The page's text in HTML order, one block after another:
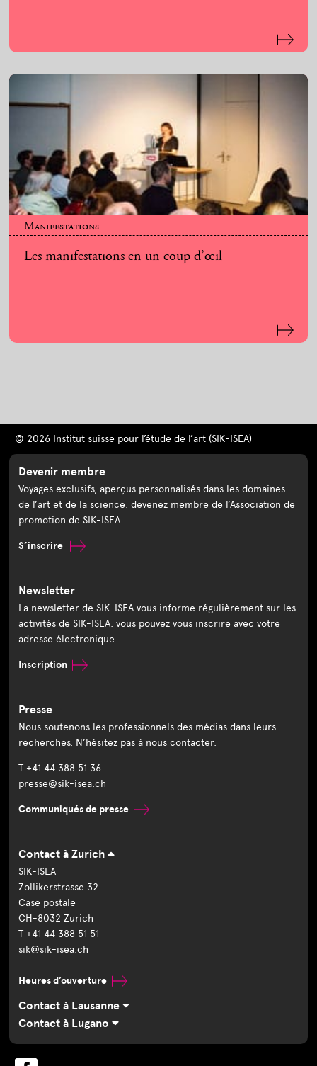
Manifestations
Les manifestations en un coup d’œil
© 2026 Institut suisse pour l’étude de l’art (SIK-ISEA)
Devenir membre
Voyages exclusifs, aperçus personnalisés dans les domaines
de l’art et de la science: devenez membre de l’Association de
promotion de SIK-ISEA.
S’inscrire
Newsletter
La newsletter de SIK-ISEA vous informe régulièrement sur les
activités de SIK-ISEA: vous pouvez vous inscrire avec votre
adresse électronique.
Inscription
Presse
Nous soutenons les professionnels des médias dans leurs
recherches. N’hésitez pas à nous contacter.
T +41 44 388 51 36
presse@sik-isea.ch
Communiqués de presse
Contact à Zurich
SIK-ISEA
Zollikerstrasse 32
Case postale
CH-8032 Zurich
T +41 44 388 51 51
sik@sik-isea.ch
Heures d’ouverture
Contact à Lausanne
Contact à Lugano